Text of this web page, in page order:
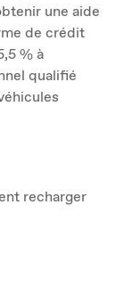
une aide
de crédit
% à
qualifié
recharger